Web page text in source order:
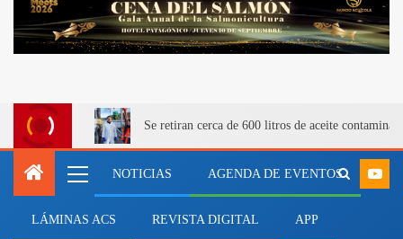
Se retiran cerca de 600 litros de aceite
NOTICIAS AGENDA DE EVENTOS
LÁMINAS ACS REVISTA DIGITAL APP